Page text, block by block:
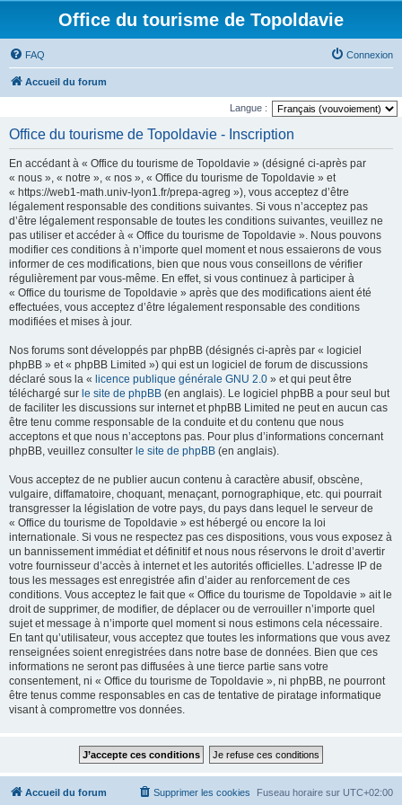
Office du tourisme de Topoldavie
FAQ Connexion
Accueil du forum
Langue :
Office du tourisme de Topoldavie - Inscription
En accédant à « Office du tourisme de Topoldavie » (désigné ci-après par
« nous », « notre », « nos », « Office du tourisme de Topoldavie » et
« https://web1-math.univ-lyon1.fr/prepa-agreg »), vous acceptez d’être
légalement responsable des conditions suivantes. Si vous n’acceptez pas
d’être légalement responsable de toutes les conditions suivantes, veuillez ne
pas utiliser et accéder à « Office du tourisme de Topoldavie ». Nous pouvons
modifier ces conditions à n’importe quel moment et nous essaierons de vous
informer de ces modifications, bien que nous vous conseillons de vérifier
régulièrement par vous-même. En effet, si vous continuez à participer à
« Office du tourisme de Topoldavie » après que des modifications aient été
effectuées, vous acceptez d’être légalement responsable des conditions
modifiées et mises à jour.
Nos forums sont développés par phpBB (désignés ci-après par « logiciel
phpBB » et « phpBB Limited ») qui est un logiciel de forum de discussions
déclaré sous la « licence publique générale GNU 2.0 » et qui peut être
téléchargé sur le site de phpBB (en anglais). Le logiciel phpBB a pour seul but
de faciliter les discussions sur internet et phpBB Limited ne peut en aucun cas
être tenu comme responsable de la conduite et du contenu que nous
acceptons et que nous n’acceptons pas. Pour plus d’informations concernant
phpBB, veuillez consulter le site de phpBB (en anglais).
Vous acceptez de ne publier aucun contenu à caractère abusif, obscène,
vulgaire, diffamatoire, choquant, menaçant, pornographique, etc. qui pourrait
transgresser la législation de votre pays, du pays dans lequel le serveur de
« Office du tourisme de Topoldavie » est hébergé ou encore la loi
internationale. Si vous ne respectez pas ces dispositions, vous vous exposez à
un bannissement immédiat et définitif et nous nous réservons le droit d’avertir
votre fournisseur d’accès à internet et les autorités officielles. L’adresse IP de
tous les messages est enregistrée afin d’aider au renforcement de ces
conditions. Vous acceptez le fait que « Office du tourisme de Topoldavie » ait le
droit de supprimer, de modifier, de déplacer ou de verrouiller n’importe quel
sujet et message à n’importe quel moment si nous estimons cela nécessaire.
En tant qu’utilisateur, vous acceptez que toutes les informations que vous avez
renseignées soient enregistrées dans notre base de données. Bien que ces
informations ne seront pas diffusées à une tierce partie sans votre
consentement, ni « Office du tourisme de Topoldavie », ni phpBB, ne pourront
être tenus comme responsables en cas de tentative de piratage informatique
visant à compromettre vos données.
Accueil du forum Fuseau horaire sur UTC+02:00
Supprimer les cookies